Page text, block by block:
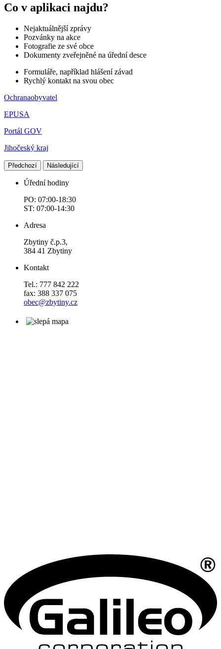
Co v aplikaci najdu?
Nejaktuálnější zprávy
Pozvánky na akce
Fotografie ze své obce
Dokumenty zveřejněné na úřední desce
Formuláře, například hlášení závad
Rychlý kontakt na svou obec
Ochranaobyvatel
EPUSA
Portál GOV
Jihočeský kraj
Předchozí Následující
Úřední hodiny
PO: 07:00-18:30
ST: 07:00-14:30
Adresa
Zbytiny č.p.3,
384 41 Zbytiny
Kontakt
Tel.: 777 842 222
fax: 388 337 075
obec@zbytiny.cz